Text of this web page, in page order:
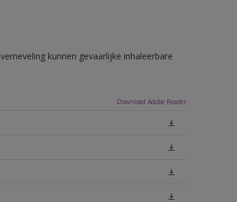
kunnen gevaarlijke inhaleerbare
Download Adobe Reader